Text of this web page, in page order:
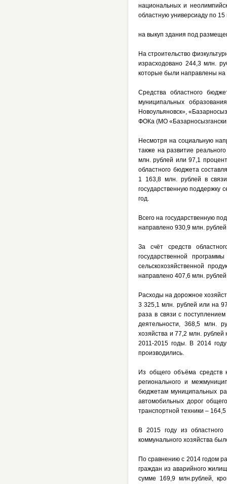
национальных и
областную универсиаду по
на выкуп здания под
На строительство
израсходовано 244,3 млн.
которые были направлены на
Средства областного
муниципальных
Новоульяновск»,
ФОКа (МО
Несмотря на социальную
также на развитие
млн. рублей или 97,1
областного бюджета
1 163,8 млн. рублей в
государственную поддержку
год.
Всего на государственную
направлено 930,9 млн.
За счёт средств
государственной
сельскохозяйственной
направлено 407,6 млн.
Расходы на дорожное
3 325,1 млн. рублей или на
раза в связи с
деятельности, 368,5 млн.
хозяйства и 77,2 млн.
2011-2015 годы. В 2014
производились.
Из общего объёма средств
регионального и
бюджетам муниципальных
автомобильных дорог
транспортной техники –
В 2015 году из
коммунального хозяйства
По сравнению с 2014 годом
граждан из аварийного
сумме 169,9 млн.рублей,